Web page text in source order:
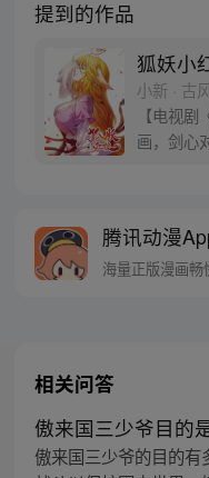
提到的作品
狐妖小
小新 · 古
【电视
画，剑心
腾讯动漫
海量正版漫画畅
相关问答
傲来国三少爷目的
傲来国三少爷的目的